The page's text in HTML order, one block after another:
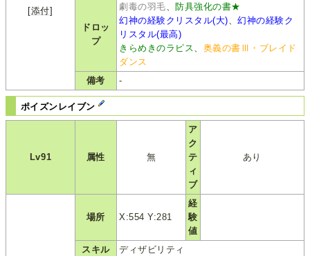
[添付]
ドロッ
プ
劇毒の羽毛 、防具強化の書★
幻神の経験クリスタル(大) 、幻神の経験ク
リスタル(最高)
きらめきのラピス
奥義の書Ⅲ・ブレイド
ダンス
備考
-
ポイズンレイブン
Lv91 属性 無
ア
ク
テ
ィ
ブ
あり
場所 X:554 Y:281
経
験
値
スキル
ディザビリティ